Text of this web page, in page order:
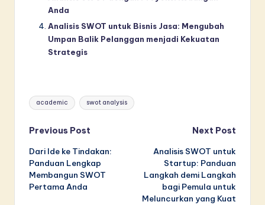
Anda
Analisis SWOT untuk Bisnis Jasa: Mengubah
Umpan Balik Pelanggan menjadi Kekuatan
Strategis
Tags:
academic swot analysis
Post
navigation
Previous Post
Dari Ide ke Tindakan:
Panduan Lengkap
Membangun SWOT
Pertama Anda
Next Post
Analisis SWOT untuk
Startup: Panduan
Langkah demi Langkah
bagi Pemula untuk
Meluncurkan yang Kuat